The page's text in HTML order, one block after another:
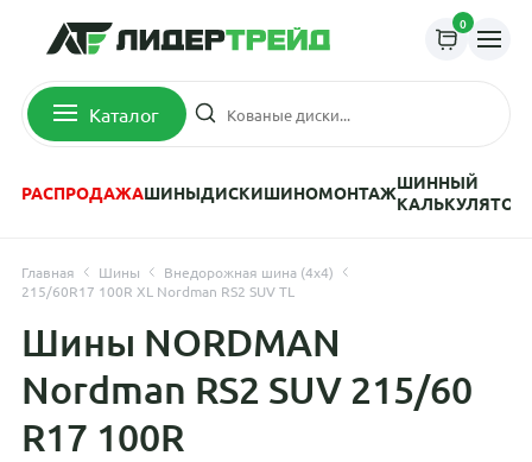
0
Каталог
РАСПРОДАЖАШИНЫДИСКИШИНОМОНТАЖШИННЫЙ
КАЛЬКУЛЯТОР
Главная Шины
Внедорожная шина (4х4)
215/60R17 100R XL Nordman RS2 SUV TL
Шины NORDMAN
Nordman RS2 SUV 215/60
R17 100R